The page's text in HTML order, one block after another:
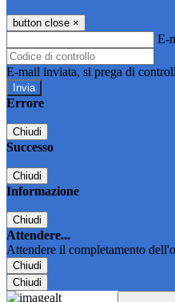
button close ×
E-
E-mail inviata, si prega di
Errore
Chiudi
Successo
Chiudi
Informazione
Chiudi
Attendere...
Attendere il completamento
Chiudi
Chiudi